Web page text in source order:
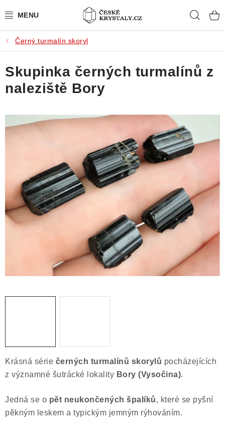
na
PŘÍRODNÍ KAMENY
BROUŠENÉ KAMENY
MISTROVSKÉ KRYSTALY
ŠPERKY S KAMENY
VIDEOGALERIE
KONTAKT
Obchodní podmínky
Podmínky ochrany osobních údajů
Poučení o právu na odstoupení od smlouvy
Puncovní značky
Výkup minerálů a drahých kamenů
Kontakt
Černý turmalín skoryl
Krásná série černých turmalínů skorylů pocházejících
z významné šutrácké lokality Bory (Vysočina).
Jedná se o pět neukončených špalíků, které se pyšní
pěkným leskem a typickým jemným rýhováním.
Skupinka černých turmalínů z
naleziště Bory